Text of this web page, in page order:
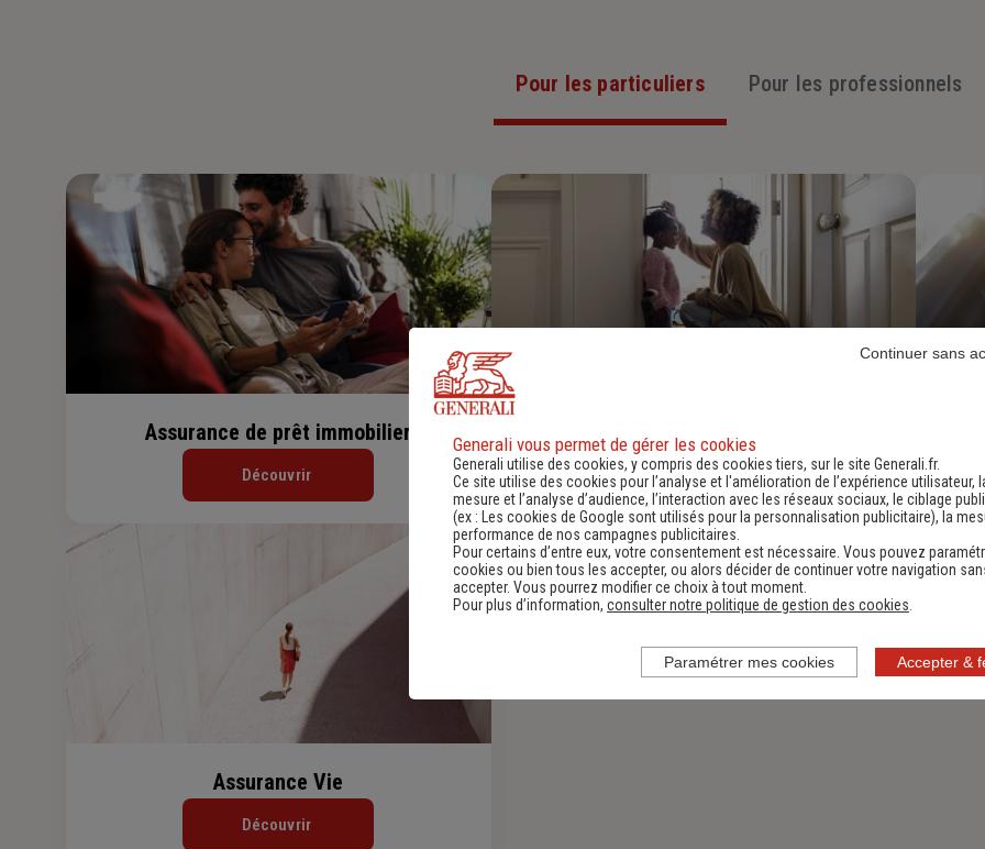
Pour les particuliers Pour les professionnels
Assurance de prêt immobilier
Découvrir
Assurance Habitation
Découvrir
Assurance Vie
Découvrir
Generali vous permet de gérer les cookies
Generali utilise des cookies, y compris des cookies tiers, sur le site Generali.fr.
Ce site utilise des cookies pour l’analyse et l'amélioration de l’expérience utilisateur,
mesure et l’analyse d’audience, l’interaction avec les réseaux sociaux, le ciblage
(ex :
Les cookies de Google sont utilisés pour la personnalisation publicitaire), la
performance de nos campagnes publicitaires.
Pour certains d’entre eux, votre consentement est nécessaire. Vous pouvez
cookies ou bien tous les accepter, ou alors décider de continuer votre navigation
accepter. Vous pourrez modifier ce choix à tout moment.
Pour plus d’information, consulter notre politique de gestion des cookies
Accepter &
Continuer sans
Paramétrer mes cookies